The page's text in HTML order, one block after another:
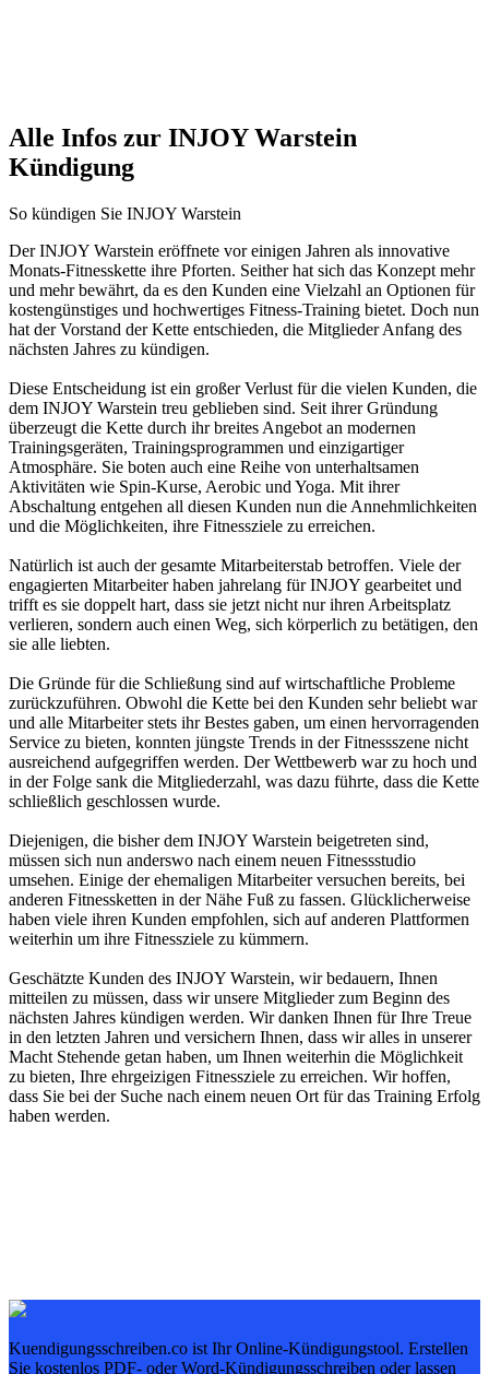
Alle Infos zur INJOY Warstein
Kündigung
So kündigen Sie INJOY Warstein
Der INJOY Warstein eröffnete vor einigen Jahren als innovative
Monats-Fitnesskette ihre Pforten. Seither hat sich das Konzept mehr
und mehr bewährt, da es den Kunden eine Vielzahl an Optionen für
kostengünstiges und hochwertiges Fitness-Training bietet. Doch nun
hat der Vorstand der Kette entschieden, die Mitglieder Anfang des
nächsten Jahres zu kündigen.
Diese Entscheidung ist ein großer Verlust für die vielen Kunden, die
dem INJOY Warstein treu geblieben sind. Seit ihrer Gründung
überzeugt die Kette durch ihr breites Angebot an modernen
Trainingsgeräten, Trainingsprogrammen und einzigartiger
Atmosphäre. Sie boten auch eine Reihe von unterhaltsamen
Aktivitäten wie Spin-Kurse, Aerobic und Yoga. Mit ihrer
Abschaltung entgehen all diesen Kunden nun die Annehmlichkeiten
und die Möglichkeiten, ihre Fitnessziele zu erreichen.
Natürlich ist auch der gesamte Mitarbeiterstab betroffen. Viele der
engagierten Mitarbeiter haben jahrelang für INJOY gearbeitet und
trifft es sie doppelt hart, dass sie jetzt nicht nur ihren Arbeitsplatz
verlieren, sondern auch einen Weg, sich körperlich zu betätigen, den
sie alle liebten.
Die Gründe für die Schließung sind auf wirtschaftliche Probleme
zurückzuführen. Obwohl die Kette bei den Kunden sehr beliebt war
und alle Mitarbeiter stets ihr Bestes gaben, um einen hervorragenden
Service zu bieten, konnten jüngste Trends in der Fitnessszene nicht
ausreichend aufgegriffen werden. Der Wettbewerb war zu hoch und
in der Folge sank die Mitgliederzahl, was dazu führte, dass die Kette
schließlich geschlossen wurde.
Diejenigen, die bisher dem INJOY Warstein beigetreten sind,
müssen sich nun anderswo nach einem neuen Fitnessstudio
umsehen. Einige der ehemaligen Mitarbeiter versuchen bereits, bei
anderen Fitnessketten in der Nähe Fuß zu fassen. Glücklicherweise
haben viele ihren Kunden empfohlen, sich auf anderen Plattformen
weiterhin um ihre Fitnessziele zu kümmern.
Geschätzte Kunden des INJOY Warstein, wir bedauern, Ihnen
mitteilen zu müssen, dass wir unsere Mitglieder zum Beginn des
nächsten Jahres kündigen werden. Wir danken Ihnen für Ihre Treue
in den letzten Jahren und versichern Ihnen, dass wir alles in unserer
Macht Stehende getan haben, um Ihnen weiterhin die Möglichkeit
zu bieten, Ihre ehrgeizigen Fitnessziele zu erreichen. Wir hoffen,
dass Sie bei der Suche nach einem neuen Ort für das Training Erfolg
haben werden.
Kuendigungsschreiben.co ist Ihr Online-Kündigungstool. Erstellen
Sie kostenlos PDF- oder Word-Kündigungsschreiben oder lassen